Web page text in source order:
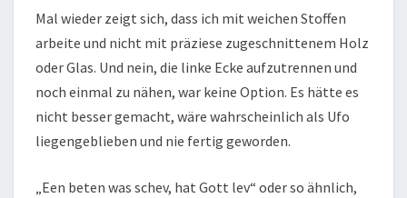
Mal wieder zeigt sich, dass ich mit weichen Stoffen
arbeite und nicht mit präziese zugeschnittenem Holz
oder Glas. Und nein, die linke Ecke aufzutrennen und
noch einmal zu nähen, war keine Option. Es hätte es
nicht besser gemacht, wäre wahrscheinlich als Ufo
liegengeblieben und nie fertig geworden.
„Een beten was schev, hat Gott lev“ oder so ähnlich,